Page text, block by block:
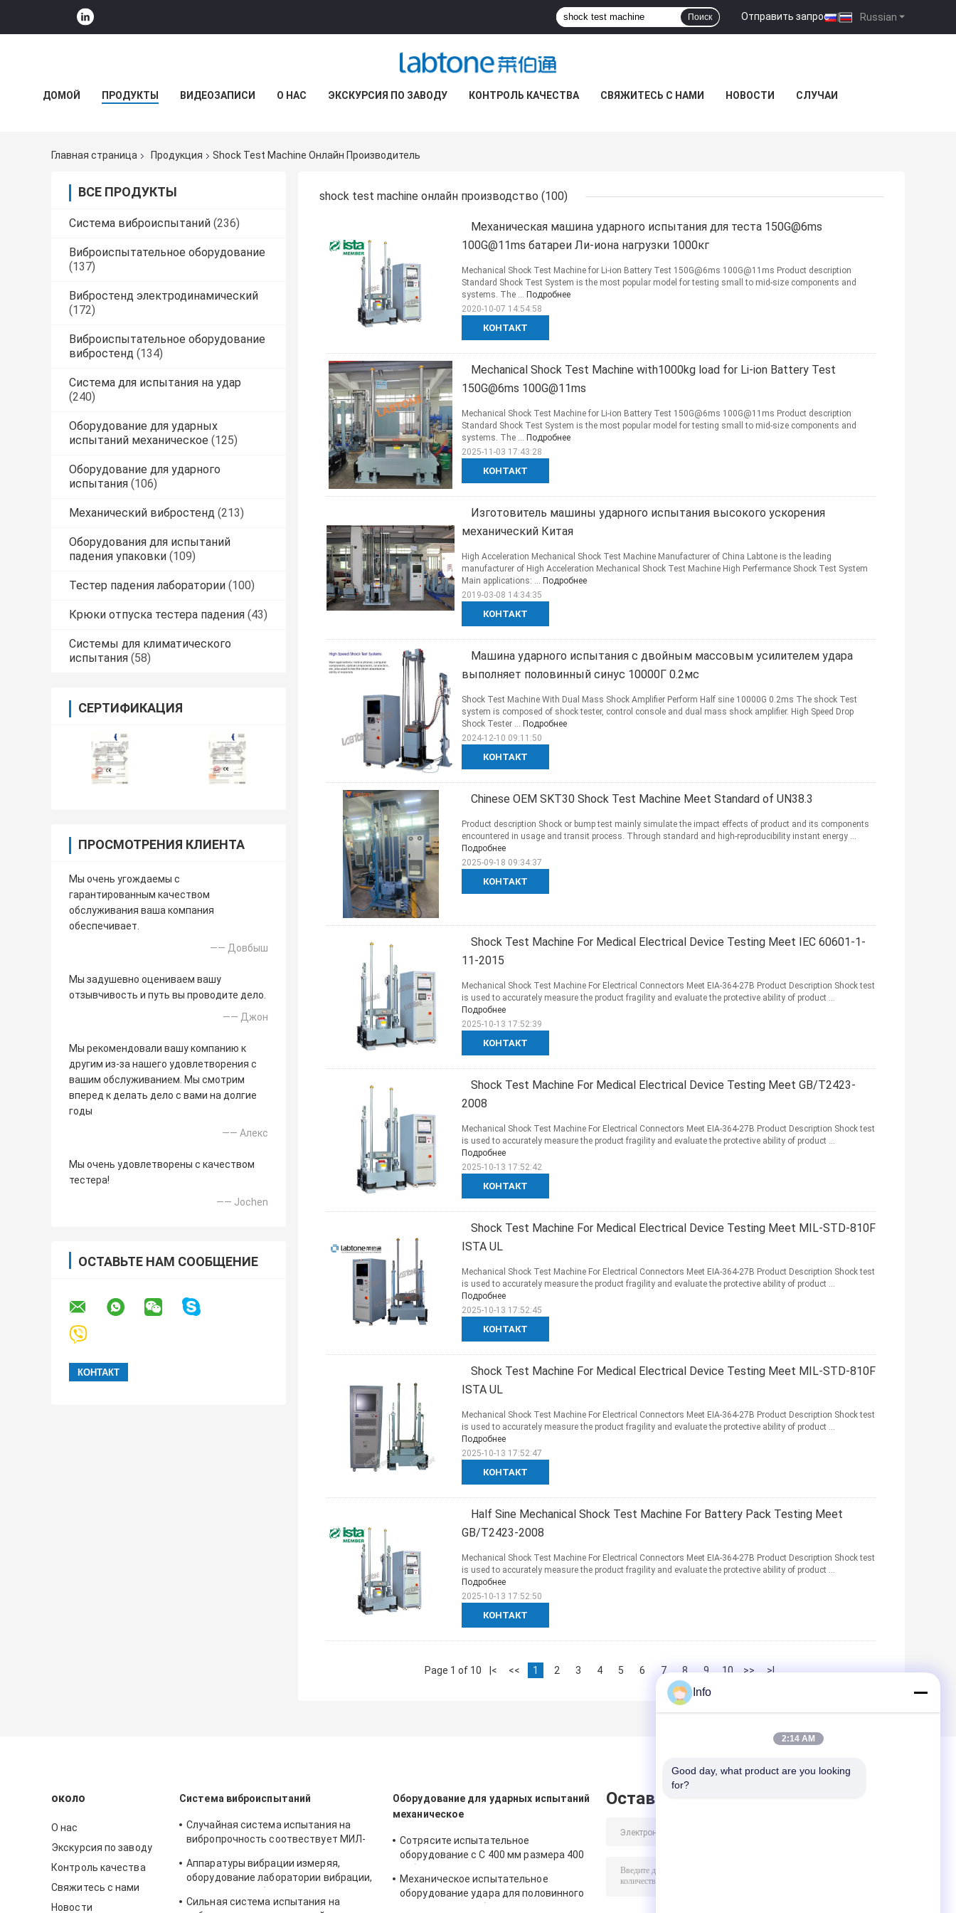
Russian
Отправить запрос |
Поиск
ДОМОЙ ПРОДУКТЫ ВИДЕОЗАПИСИ О НАС ЭКСКУРСИЯ ПО ЗАВОДУ КОНТРОЛЬ КАЧЕСТВА СВЯЖИТЕСЬ С НАМИ НОВОСТИ СЛУЧАИ
Главная страница Продукция Shock Test Machine Онлайн Производитель
ВСЕ ПРОДУКТЫ
Система виброиспытаний (236)
Виброиспытательное оборудование
(137)
Вибростенд электродинамический
(172)
Виброиспытательное оборудование
вибростенд (134)
Система для испытания на удар
(240)
Оборудование для ударных
испытаний механическое (125)
Оборудование для ударного
испытания (106)
Механический вибростенд (213)
Оборудования для испытаний
падения упаковки (109)
Тестер падения лаборатории (100)
Крюки отпуска тестера падения (43)
Системы для климатического
испытания (58)
СЕРТИФИКАЦИЯ
ПРОСМОТРЕНИЯ КЛИЕНТА
Мы очень угождаемы с
гарантированным качеством
обслуживания ваша компания
обеспечивает.
—— Довбыш
Мы задушевно оцениваем вашу
отзывчивость и путь вы проводите дело.
—— Джон
Мы рекомендовали вашу компанию к
другим из-за нашего удовлетворения с
вашим обслуживанием. Мы смотрим
вперед к делать дело с вами на долгие
годы
—— Алекс
Мы очень удовлетворены с качеством
тестера!
—— Jochen
ОСТАВЬТЕ НАМ СООБЩЕНИЕ
shock test machine онлайн производство (100)
Механическая машина ударного испытания для теста 150G@6ms
100G@11ms батареи Ли-иона нагрузки 1000кг
КОНТАКТ
Mechanical Shock Test Machine for Li-ion Battery Test 150G@6ms 100G@11ms​ Product description
Standard Shock Test System is the most popular model for testing small to mid-size components and
systems. The ... Подробнее
2020-10-07 14:54:58
Mechanical Shock Test Machine with1000kg load for Li-ion Battery Test
150G@6ms 100G@11ms
КОНТАКТ
Mechanical Shock Test Machine for Li-ion Battery Test 150G@6ms 100G@11ms​ Product description
Standard Shock Test System is the most popular model for testing small to mid-size components and
systems. The ... Подробнее
2025-11-03 17:43:28
Изготовитель машины ударного испытания высокого ускорения
механический Китая
КОНТАКТ
High Acceleration Mechanical Shock Test Machine Manufacturer of China Labtone is the leading
manufacturer of High Acceleration Mechanical Shock Test Machine High Perfermance Shock Test System
Main applications: ... Подробнее
2019-03-08 14:34:35
Машина ударного испытания с двойным массовым усилителем удара
выполняет половинный синус 10000Г 0.2мс
КОНТАКТ
Shock Test Machine With Dual Mass Shock Amplifier Perform Half sine 10000G 0.2ms The shock Test
system is composed of shock tester, control console and dual mass shock amplifier. High Speed Drop
Shock Tester ... Подробнее
2024-12-10 09:11:50
Chinese OEM SKT30 Shock Test Machine Meet Standard of UN38.3
КОНТАКТ
Product description Shock or bump test mainly simulate the impact effects of product and its components
encountered in usage and transit process. Through standard and high-reproducibility instant energy ...
Подробнее
2025-09-18 09:34:37
Shock Test Machine For Medical Electrical Device Testing Meet IEC 60601-1-
11-2015
КОНТАКТ
Mechanical Shock Test Machine For Electrical Connectors Meet EIA-364-27B Product Description Shock test
is used to accurately measure the product fragility and evaluate the protective ability of product ...
Подробнее
2025-10-13 17:52:39
Shock Test Machine For Medical Electrical Device Testing Meet GB/T2423-
2008
КОНТАКТ
Mechanical Shock Test Machine For Electrical Connectors Meet EIA-364-27B Product Description Shock test
is used to accurately measure the product fragility and evaluate the protective ability of product ...
Подробнее
2025-10-13 17:52:42
Shock Test Machine For Medical Electrical Device Testing Meet MIL-STD-810F
ISTA UL
КОНТАКТ
Mechanical Shock Test Machine For Electrical Connectors Meet EIA-364-27B Product Description Shock test
is used to accurately measure the product fragility and evaluate the protective ability of product ...
Подробнее
2025-10-13 17:52:45
Shock Test Machine For Medical Electrical Device Testing Meet MIL-STD-810F
ISTA UL
КОНТАКТ
Mechanical Shock Test Machine For Electrical Connectors Meet EIA-364-27B Product Description Shock test
is used to accurately measure the product fragility and evaluate the protective ability of product ...
Подробнее
2025-10-13 17:52:47
Half Sine Mechanical Shock Test Machine For Battery Pack Testing Meet
GB/T2423-2008
КОНТАКТ
Mechanical Shock Test Machine For Electrical Connectors Meet EIA-364-27B Product Description Shock test
is used to accurately measure the product fragility and evaluate the protective ability of product ...
Подробнее
2025-10-13 17:52:50
Page 1 of 10 |< << 1 2 3 4 5 6 7 8 9 10 >> >|
около
О нас
Экскурсия по заводу
Контроль качества
Свяжитесь с нами
Новости
Система виброиспытаний
Случайная система испытания на
вибропрочность соотвествует МИЛ-
Аппаратуры вибрации измеряя,
оборудование лаборатории вибрации,
Сильная система испытания на
Оборудование для ударных испытаний
механическое
Сотрясите испытательное
оборудование с С 400 мм размера 400
6мс
Механическое испытательное
оборудование удара для половинного
Оставить сообщение
Info
2:14 AM
Good day, what product are you looking
for?